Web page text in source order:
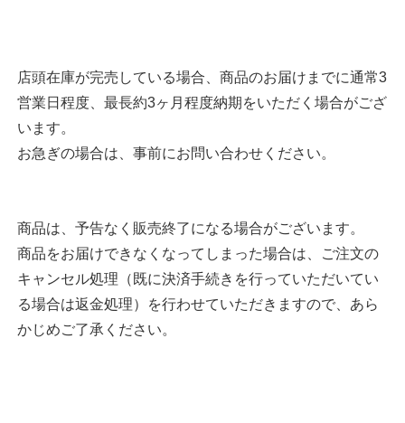
店頭在庫が完売している場合、商品のお届けまでに通常3
営業日程度、最長約3ヶ月程度納期をいただく場合がござ
います。
お急ぎの場合は、事前にお問い合わせください。
商品は、予告なく販売終了になる場合がございます。
商品をお届けできなくなってしまった場合は、ご注文の
キャンセル処理（既に決済手続きを行っていただいてい
る場合は返金処理）を行わせていただきますので、あら
かじめご了承ください。